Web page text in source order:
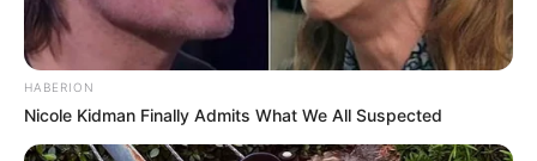
HABERION
Nicole Kidman Finally Admits What We All Suspected